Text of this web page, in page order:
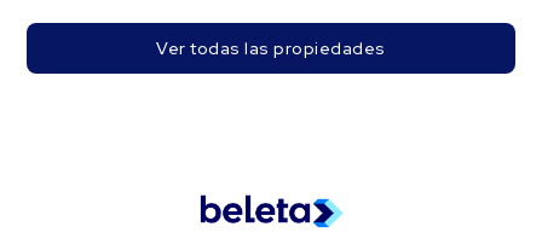
Ver todas las propiedades